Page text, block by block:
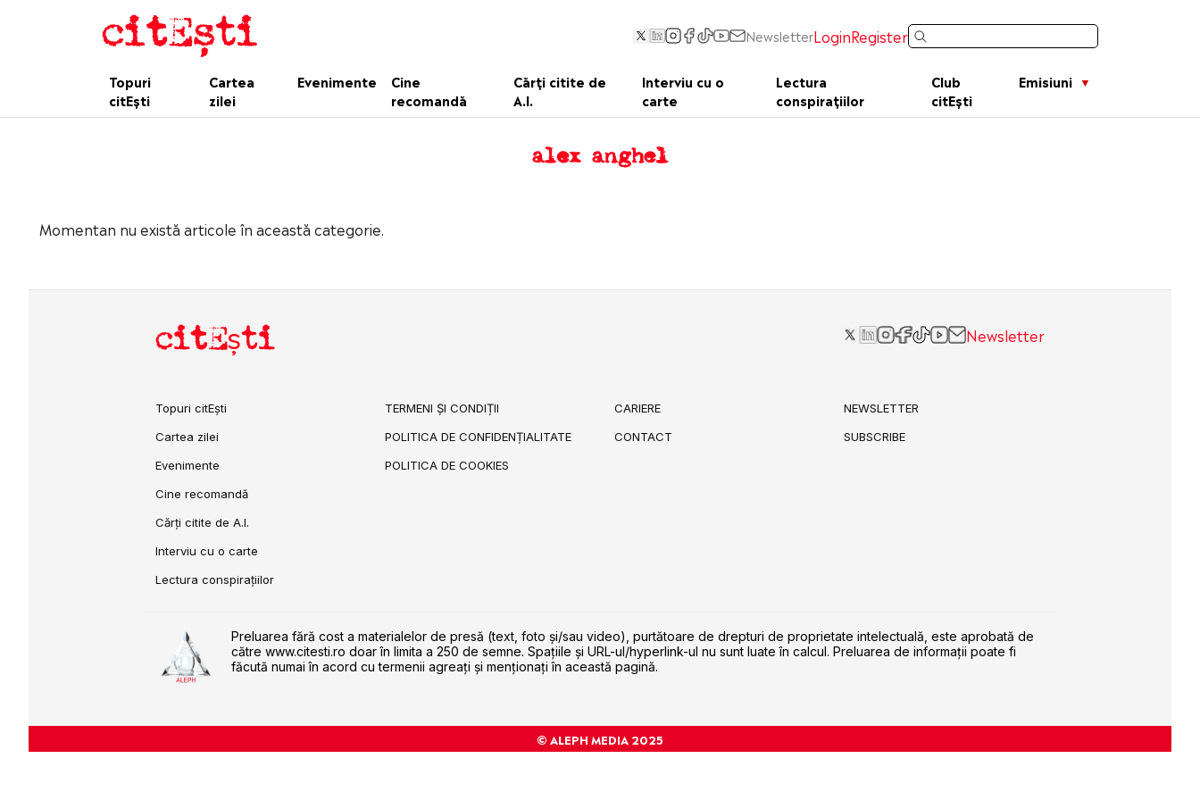
NewsletterLoginRegister
Topuri
citEști
Cartea
zilei
Evenimente
Cine
recomandă
Cărți citite de
A.I.
Interviu cu o
carte
Lectura
conspirațiilor
Club
citEști
Emisiuni
alex anghel
Momentan nu există articole în această categorie.
citEști Newsletter
Topuri citEști
Cartea zilei
Evenimente
Cine recomandă
Cărți citite de A.I.
Interviu cu o carte
Lectura conspirațiilor
TERMENI ȘI CONDIȚII
POLITICA DE CONFIDENȚIALITATE
POLITICA DE COOKIES
CARIERE
CONTACT
NEWSLETTER
SUBSCRIBE
Preluarea fără cost a materialelor de presă (text, foto și/sau video), purtătoare de drepturi de proprietate intelectuală, este aprobată de
către www.citesti.ro doar în limita a 250 de semne. Spaţiile şi URL-ul/hyperlink-ul nu sunt luate în calcul. Preluarea de informaţii poate fi
făcută numai în acord cu termenii agreaţi şi menţionaţi în această pagină.
© ALEPH MEDIA 2025